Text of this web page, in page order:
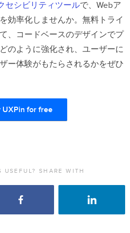
セシビリティツールで、Webア
効率化しませんか。無料トライ
、コードベースのデザインでプ
のように強化され、ユーザーに
ー体験がもたらされるかをぜひ
UXPin for free
USEFUL? SHARE WITH